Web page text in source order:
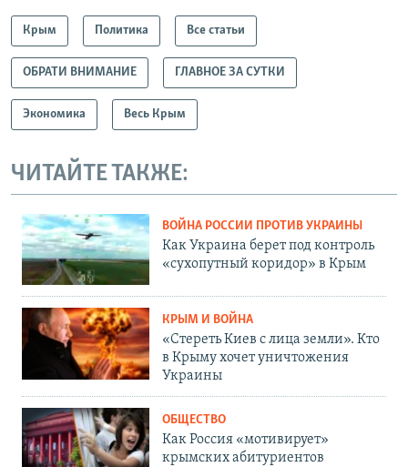
Крым Политика Все статьи
ОБРАТИ ВНИМАНИЕ ГЛАВНОЕ ЗА СУТКИ
Экономика Весь Крым
ЧИТАЙТЕ ТАКЖЕ:
ВОЙНА РОССИИ ПРОТИВ УКРАИНЫ
Как Украина берет под контроль
«сухопутный коридор» в Крым
КРЫМ И ВОЙНА
«Стереть Киев с лица земли». Кто
в Крыму хочет уничтожения
Украины
ОБЩЕСТВО
Как Россия «мотивирует»
крымских абитуриентов